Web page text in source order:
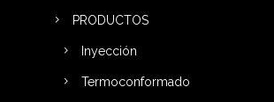
PRODUCTOS
Inyección
Termoconformado